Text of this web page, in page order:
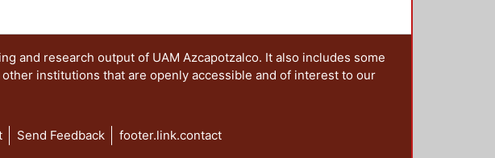
a varios niveles y escalas territoriales; en tercer
y singularidad de las imágenes de la protesta del
como sus afluentes y proyecciones significativas.
and research output of UAM Azcapotzalco. It also includes some
institutions that are openly accessible and of interest to our
Send Feedback footer.link.contact